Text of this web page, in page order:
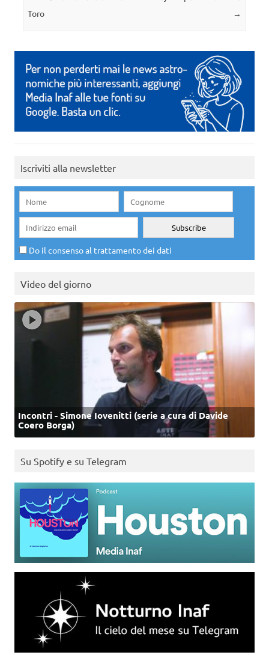
Toro
→
Iscriviti alla newsletter
Do il consenso al trattamento dei dati
Video del giorno
Incontri - Simone Iovenitti (serie a cura di Davide
Coero Borga)
Su Spotify e su Telegram